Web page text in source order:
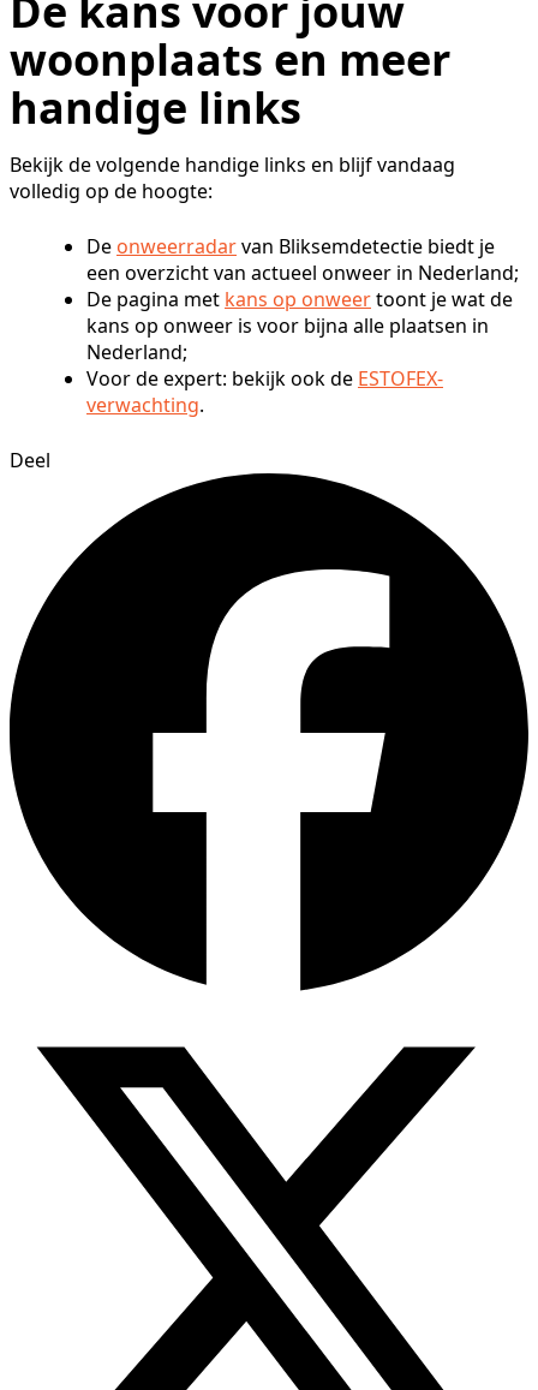
woonplaats en meer
handige links
Bekijk de volgende handige links en blijf vandaag
volledig op de hoogte:
De onweerradarvan Bliksemdetectie biedt je
een overzicht van actueel onweer in Nederland;
De pagina met kans op onweertoont je wat de
kans op onweer is voor bijna alle plaatsen in
Nederland;
Voor de expert: bekijk ook de ESTOFEX-
verwachting.
Deel